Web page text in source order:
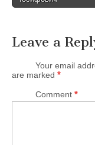
o
t
i
Leave a
Your email
are marked *
Comment *